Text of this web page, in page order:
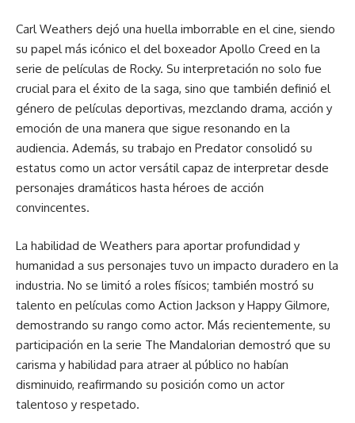
Carl Weathers dejó una huella imborrable en el cine, siendo
su papel más icónico el del boxeador Apollo Creed en la
serie de películas de Rocky. Su interpretación no solo fue
crucial para el éxito de la saga, sino que también definió el
género de películas deportivas, mezclando drama, acción y
emoción de una manera que sigue resonando en la
audiencia. Además, su trabajo en Predator consolidó su
estatus como un actor versátil capaz de interpretar desde
personajes dramáticos hasta héroes de acción
convincentes.
La habilidad de Weathers para aportar profundidad y
humanidad a sus personajes tuvo un impacto duradero en la
industria. No se limitó a roles físicos; también mostró su
talento en películas como Action Jackson y Happy Gilmore,
demostrando su rango como actor. Más recientemente, su
participación en la serie The Mandalorian demostró que su
carisma y habilidad para atraer al público no habían
disminuido, reafirmando su posición como un actor
talentoso y respetado.